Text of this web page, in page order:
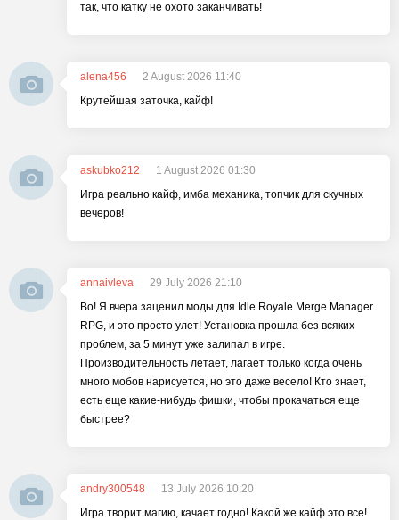
так, что катку не охото заканчивать!
alena456
2 August 2026 11:40
Крутейшая заточка, кайф!
askubko212
1 August 2026 01:30
Игра реально кайф, имба механика, топчик для скучных
вечеров!
annaivleva
29 July 2026 21:10
Во! Я вчера заценил моды для Idle Royale Merge Manager
RPG, и это просто улет! Установка прошла без всяких
проблем, за 5 минут уже залипал в игре.
Производительность летает, лагает только когда очень
много мобов нарисуется, но это даже весело! Кто знает,
есть еще какие-нибудь фишки, чтобы прокачаться еще
быстрее?
andry300548
13 July 2026 10:20
Игра творит магию, качает годно! Какой же кайф это все!